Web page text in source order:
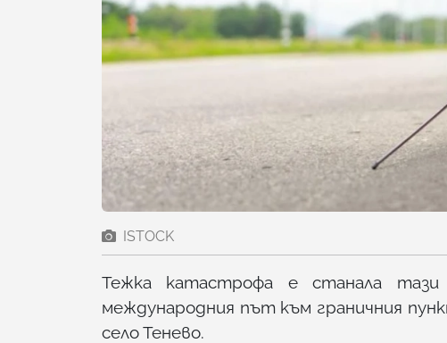
ISTOCK
Тежка катастрофа е станала
международния път към граничния
село Тенево.